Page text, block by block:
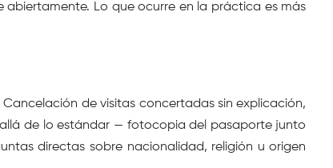
Lo que ocurre en la práctica es más
de visitas concertadas sin explicación,
de lo estándar — fotocopia del pasaporte junto
directas sobre nacionalidad, religión u origen